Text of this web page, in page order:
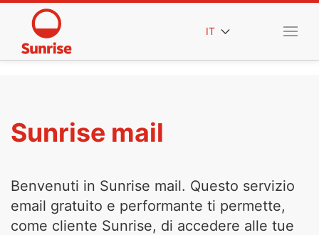
IT
Sunrise mail
Benvenuti in Sunrise mail. Questo servizio
email gratuito e performante ti permette,
come cliente Sunrise, di accedere alle tue